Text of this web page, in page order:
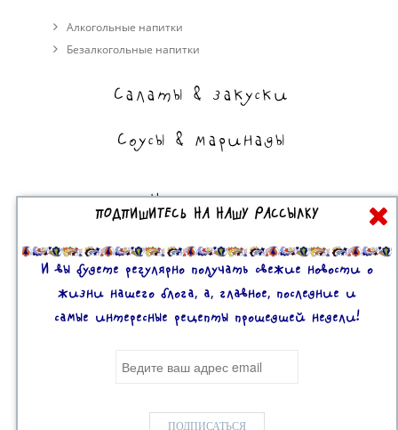
Алкогольные напитки
Безалкогольные напитки
Салаты & закуски
Соусы & маринады
На сладкое
Торты, пирожные, выпечка
Десерты
ПОДПИШИТЕСЬ НА НАШУ РАССЫЛКУ
И вы будете регулярно получать свежие новости о
жизни нашего блога, а, главное, последние и
самые интересные рецепты прошедшей недели!